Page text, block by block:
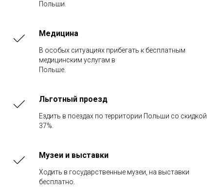
Польши.
Медицина
В особых ситуациях прибегать к бесплатным
медицинским услугам в
Польше.
Льготный проезд
Ездить в поездах по территории Польши со скидкой
37%.
Музеи и выставки
Ходить в государственные музеи, на выставки
бесплатно.